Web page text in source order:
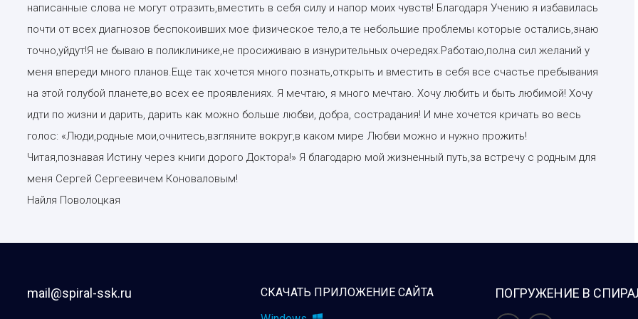
написанные слова не могут отразить,вместить в себя силу и напор моих чувств! Благодаря Учению я избавилась
почти от всех диагнозов беспокоивших мое физическое тело,а те небольшие проблемы которые остались,знаю
точно,уйдут!Я не бываю в поликлинике,не просиживаю в изнурительных очередях.Работаю,полна сил желаний у
меня впереди много планов.Еще так хочется много познать,открыть и вместить в себя все счастье пребывания
на этой голубой планете,во всех ее проявлениях. Я мечтаю, я много мечтаю. Хочу любить и быть любимой! Хочу
идти по жизни и дарить, дарить как можно больше любви, добра, сострадания! И мне хочется кричать во весь
голос: «Люди,родные мои,очнитесь,взгляните вокруг,в каком мире Любви можно и нужно прожить!
Читая,познавая Истину через книги дорого Доктора!» Я благодарю мой жизненный путь,за встречу с родным для
меня Сергей Сергеевичем Коноваловым!
Найля Поволоцкая
mail@spiral-ssk.ru
СКАЧАТЬ ПРИЛОЖЕНИЕ САЙТА
ПОГРУЖЕНИЕ В